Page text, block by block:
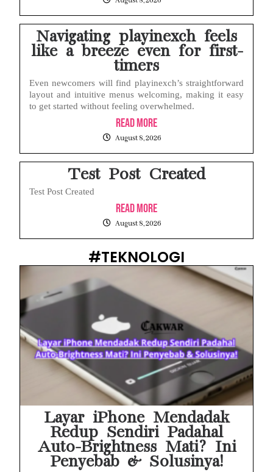
Navigating playinexch feels
like a breeze even for first-
timers
Even newcomers will find playinexch’s straightforward
layout and intuitive menus welcoming, making it easy
to get started without feeling overwhelmed.
Read More
August 8, 2026
Test Post Created
Test Post Created
Read More
August 8, 2026
#TEKNOLOGI
Layar iPhone Mendadak
Redup Sendiri Padahal
Auto-Brightness Mati? Ini
Penyebab & Solusinya!